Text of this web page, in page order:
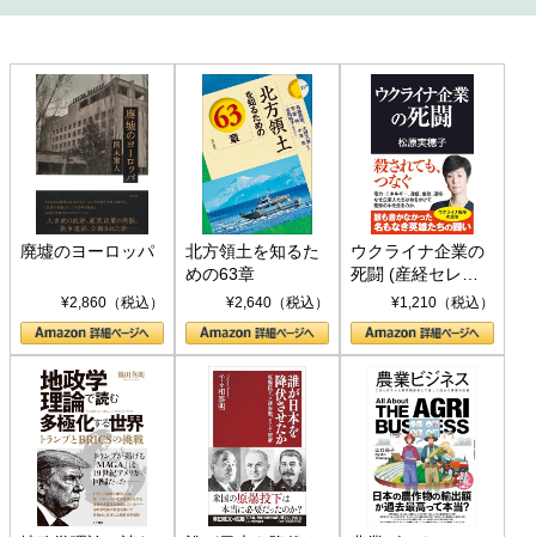
廃墟のヨーロッパ
¥2,860（税込）
北方領土を知るた
めの63章
¥2,640（税込）
ウクライナ企業の
死闘 (産経セレク
ト S 039)¥1,210（税込）